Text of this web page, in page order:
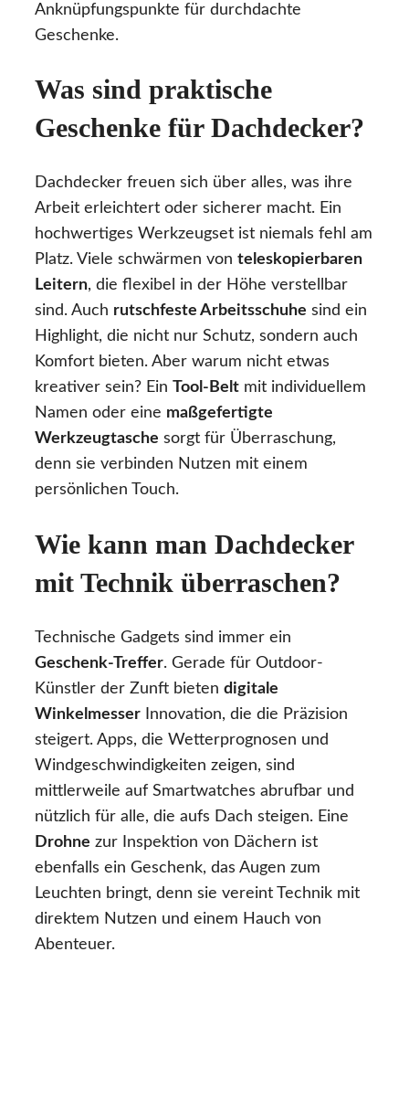
Anknüpfungspunkte für durchdachte
Geschenke.
Was sind praktische
Geschenke für Dachdecker?
Dachdecker freuen sich über alles, was ihre
Arbeit erleichtert oder sicherer macht. Ein
hochwertiges Werkzeugset ist niemals fehl am
Platz. Viele schwärmen von teleskopierbaren
Leitern, die flexibel in der Höhe verstellbar
sind. Auch rutschfeste Arbeitsschuhe sind ein
Highlight, die nicht nur Schutz, sondern auch
Komfort bieten. Aber warum nicht etwas
kreativer sein? Ein
Tool-Belt mit individuellem
Namen oder eine maßgefertigte
Werkzeugtasche sorgt für Überraschung,
denn sie verbinden Nutzen mit einem
persönlichen Touch.
Wie kann man Dachdecker
mit Technik überraschen?
Technische Gadgets sind immer ein
Geschenk-Treffer. Gerade für Outdoor-
Künstler der Zunft bieten digitale
Winkelmesser Innovation, die die Präzision
steigert. Apps, die Wetterprognosen und
Windgeschwindigkeiten zeigen, sind
mittlerweile auf Smartwatches abrufbar und
nützlich für alle, die aufs Dach steigen. Eine
Drohne zur Inspektion von Dächern ist
ebenfalls ein Geschenk, das Augen zum
Leuchten bringt, denn sie vereint Technik mit
direktem Nutzen und einem Hauch von
Abenteuer.